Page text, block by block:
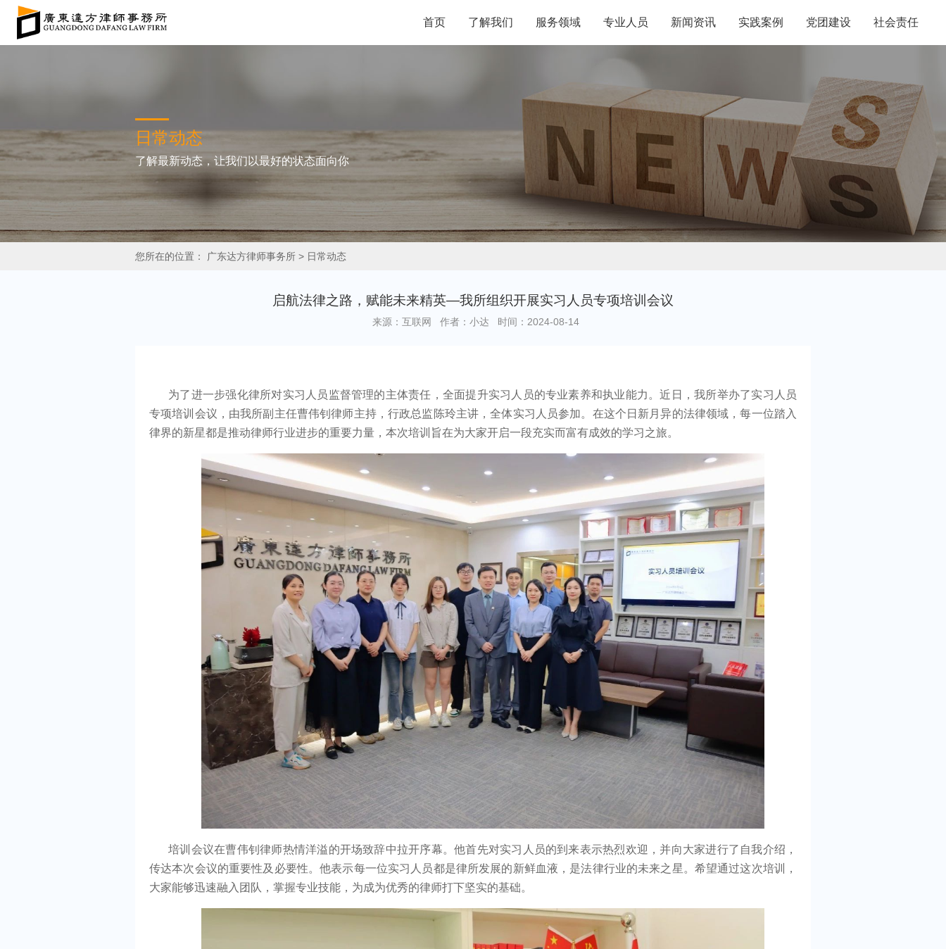
首页 了解我们 服务领域 专业人员 新闻资讯 实践案例 党团建设 社会责任
日常动态
了解最新动态，让我们以最好的状态面向你
您所在的位置： 广东达方律师事务所 > 日常动态
启航法律之路，赋能未来精英—我所组织开展实习人员专项培训会议
来源：互联网 作者：小达 时间：2024-08-14
为了进一步强化律所对实习人员监督管理的主体责任，全面提升实习人员的专业素养和执业能力。近日，我所举办了实习人员
专项培训会议，由我所副主任曹伟钊律师主持，行政总监陈玲主讲，全体实习人员参加。在这个日新月异的法律领域，每一位踏入
律界的新星都是推动律师行业进步的重要力量，本次培训旨在为大家开启一段充实而富有成效的学习之旅。
培训会议在曹伟钊律师热情洋溢的开场致辞中拉开序幕。他首先对实习人员的到来表示热烈欢迎，并向大家进行了自我介绍，
传达本次会议的重要性及必要性。他表示每一位实习人员都是律所发展的新鲜血液，是法律行业的未来之星。希望通过这次培训，
大家能够迅速融入团队，掌握专业技能，为成为优秀的律师打下坚实的基础。